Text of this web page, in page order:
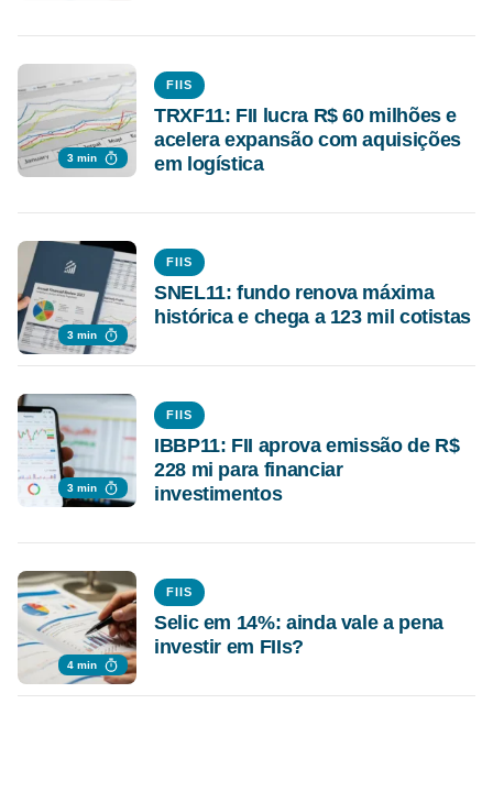
3 min
FIIS
TRXF11: FII lucra R$ 60 milhões e
acelera expansão com aquisições
em logística
3 min
FIIS
SNEL11: fundo renova máxima
histórica e chega a 123 mil cotistas
3 min
FIIS
IBBP11: FII aprova emissão de R$
228 mi para financiar
investimentos
4 min
FIIS
Selic em 14%: ainda vale a pena
investir em FIIs?